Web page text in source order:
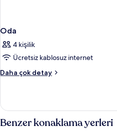
Oda
4 kişilik
Ücretsiz kablosuz internet
Daha çok detay
Oda
detay
Benzer konaklama yerleri